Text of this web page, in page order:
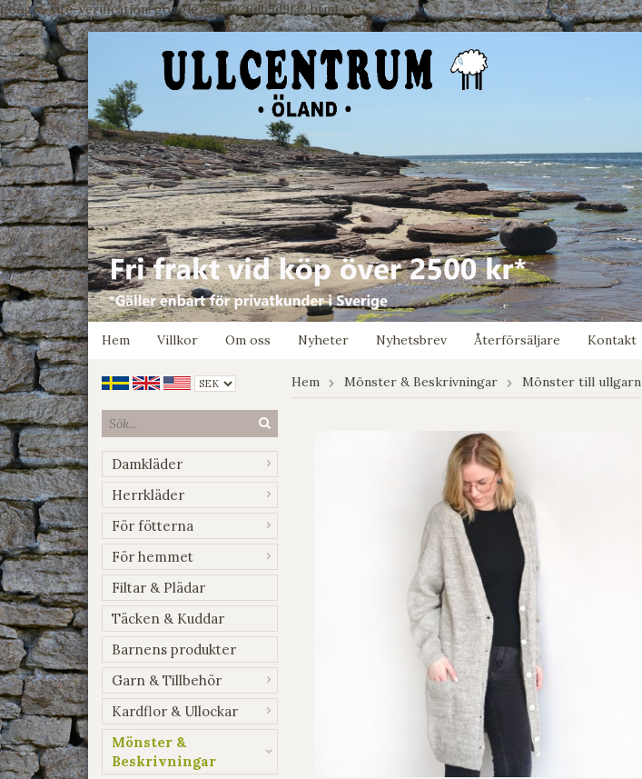
google-site-verification: google7e4b1026db5d9f32.html
Hem
Villkor Om oss Nyheter Nyhetsbrev Återförsäljare Kontakt
Damkläder
Herrkläder
För fötterna
För hemmet
Filtar & Plädar
Täcken & Kuddar
Barnens produkter
Garn & Tillbehör
Kardflor & Ullockar
Mönster &
Beskrivningar
Hem Mönster & Beskrivningar Mönster till ullgarn